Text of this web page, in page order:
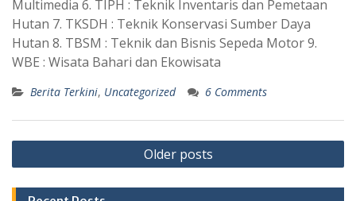
Multimedia 6. TIPH : Teknik Inventaris dan Pemetaan
Hutan 7. TKSDH : Teknik Konservasi Sumber Daya
Hutan 8. TBSM : Teknik dan Bisnis Sepeda Motor 9.
WBE : Wisata Bahari dan Ekowisata
Berita Terkini, Uncategorized 6 Comments
Posts
navigation
Older posts